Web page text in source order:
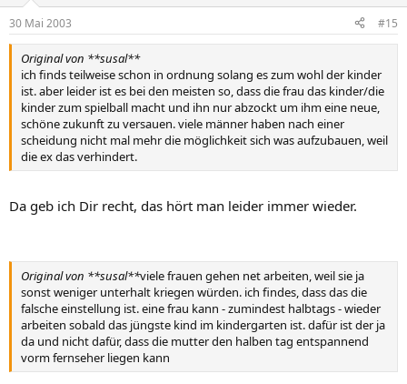
30 Mai 2003 #15
Original von **susal**
ich finds teilweise schon in ordnung solang es zum wohl der kinder
ist. aber leider ist es bei den meisten so, dass die frau das kinder/die
kinder zum spielball macht und ihn nur abzockt um ihm eine neue,
schöne zukunft zu versauen. viele männer haben nach einer
scheidung nicht mal mehr die möglichkeit sich was aufzubauen, weil
die ex das verhindert.
Da geb ich Dir recht, das hört man leider immer wieder.
Original von **susal**viele frauen gehen net arbeiten, weil sie ja
sonst weniger unterhalt kriegen würden. ich findes, dass das die
falsche einstellung ist. eine frau kann - zumindest halbtags - wieder
arbeiten sobald das jüngste kind im kindergarten ist. dafür ist der ja
da und nicht dafür, dass die mutter den halben tag entspannend
vorm fernseher liegen kann